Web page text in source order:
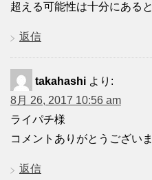
超える可能性は十分にある
返信
takahashi より:
8月 26, 2017 10:56 am
ライパチ様
コメントありがとうございま
返信